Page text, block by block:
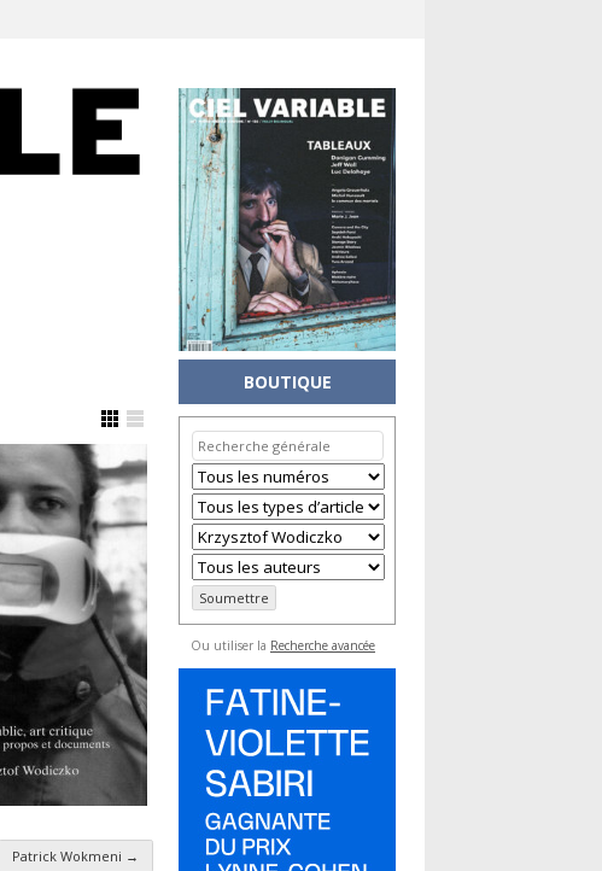
Patrick Wokmeni →
BOUTIQUE
Ou utiliser la Recherche avancée